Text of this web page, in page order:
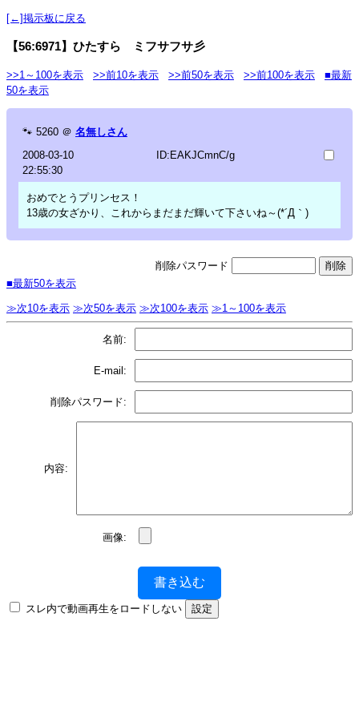
[←]掲示板に戻る
【56:6971】ひたすら ミフサフサ彡
>>1～100を表示 >>前10を表示 >>前50を表示 >>前100を表示
■最新
50を表示
🐾 5260 ＠ 名無しさん
2008-03-10
22:55:30
ID:EAKJCmnC/g
おめでとうプリンセス！
13歳の女ざかり、これからまだまだ輝いて下さいね～(*´Д｀)
削除パスワード
■最新50を表示
≫次10を表示 ≫次50を表示 ≫次100を表示 ≫1～100を表示
名前:
E-mail:
削除パスワード:
内容:
画像:
書き込む
スレ内で動画再生をロードしない